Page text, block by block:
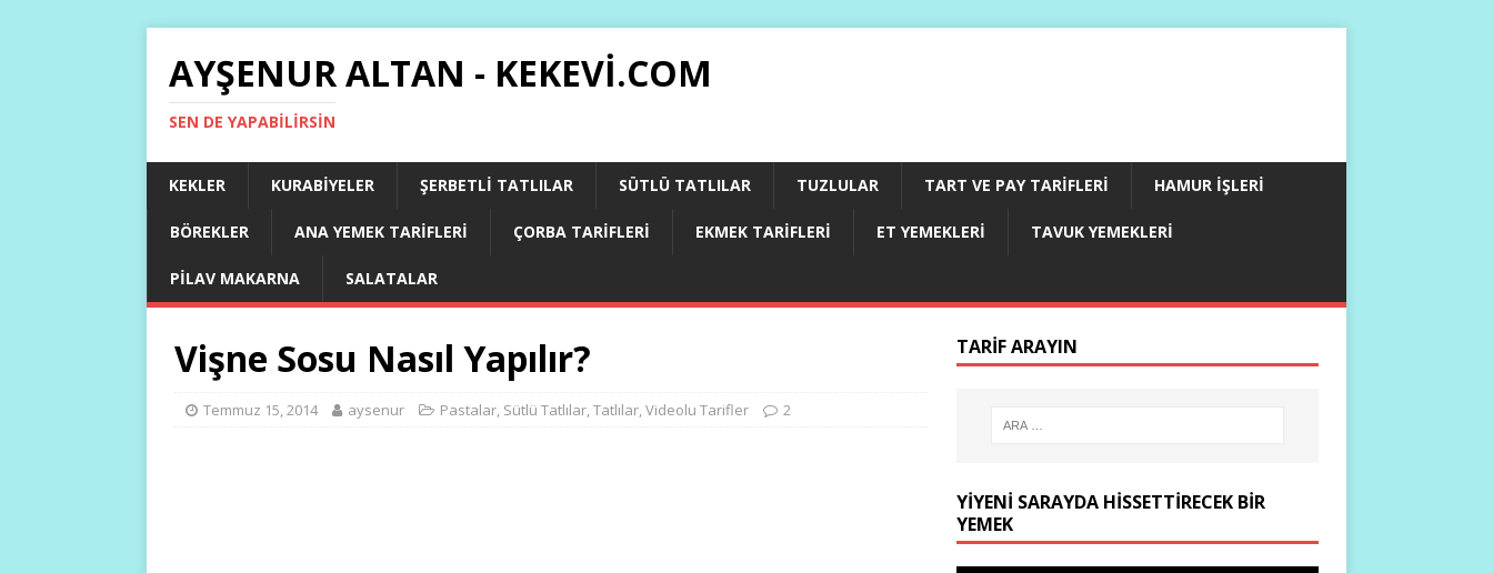
AYŞENUR ALTAN - KEKEVI.COM
SEN DE YAPABILIRSIN
KEKLER KURABIYELER ŞERBETLI TATLILAR SÜTLÜ TATLILAR TUZLULAR TART VE PAY TARIFLERI HAMUR İŞLERI
BÖREKLER ANA YEMEK TARIFLERI ÇORBA TARIFLERI EKMEK TARIFLERI ET YEMEKLERI TAVUK YEMEKLERI
PILAV MAKARNA SALATALAR
Vişne Sosu Nasıl Yapılır?
Temmuz 15, 2014 aysenur Pastalar, Sütlü Tatlılar,Tatlılar,Videolu Tarifler 2
TARIF ARAYIN
YIYENI SARAYDA HISSETTIRECEK BIR
YEMEK